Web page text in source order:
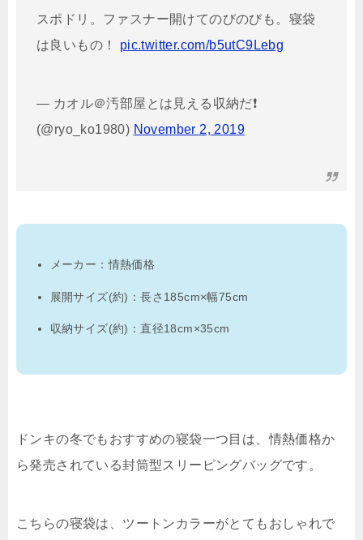
スポドリ。ファスナー開けてのびのびも。寝袋
は良いもの！ pic.twitter.com/b5utC9Lebg
— カオル＠汚部屋とは見える収納だ❗
(@ryo_ko1980) November 2, 2019
メーカー：情熱価格
展開サイズ(約)：長さ185cm×幅75cm
収納サイズ(約)：直径18cm×35cm
ドンキの冬でもおすすめの寝袋一つ目は、情熱価格か
ら発売されている封筒型スリーピングバッグです。
こちらの寝袋は、ツートンカラーがとてもおしゃれで